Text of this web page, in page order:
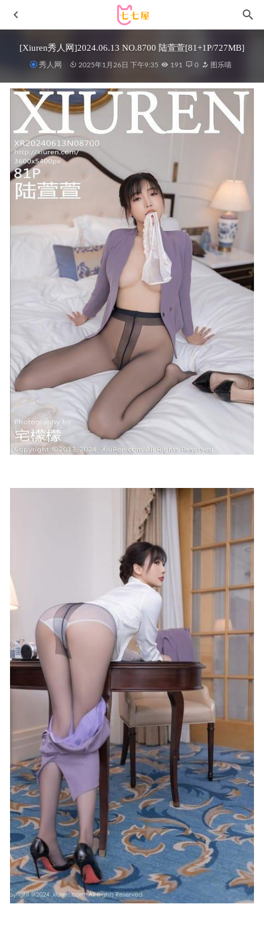
[Xiuren秀人网]2024.06.13 NO.8700 陆萱萱[81+1P/727MB]
秀人网 2025年1月26日 下午9:35 191 0 图乐喵
[Xiuren秀人网]2024.08.22 NO.9052 姚若兮
vay[54+1P/448MB]
2024-12-30
Asagiriai（愛ちゃん）- NO.06 碧蓝档案Iochi Marī [35P-
[Xiuren秀人网]2025.07.02 NO.10496 汁汁[66+1P/683MB]
2026-01-28
青柠映画 – 写真图片合集【持续更新中】
2026-02-11
KANEKO_咔喵 – NO.09 一之濑明日奈同人女仆 [46P6V-